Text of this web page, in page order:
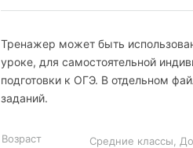
Тренажер может быть
уроке, для самостоятельной
подготовки к ОГЭ. В отдельном
заданий.
Возраст
Средние классы,